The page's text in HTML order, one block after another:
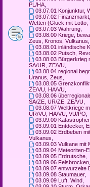
PL/HA
03.07.01 Konjunktur,
03.07.02
Wetten (Glück mit Lotto,
03.07.03 Währung,
03.08.00 Kriege,
Zeus, Kronos, Vulkanus
03.08.01 inländische
03.08.02 Putsch,
03.08.03 Bürgerkrieg
SA/UR, ZE/VU
03.08.04 regional
Uranus, Zeus
03.08.05
ZE/VU, HA/VU
03.08.06
SA/ZE, UR/ZE, ZE/VU
03.08.07 Weltkriege
UR/VU, HA/VU, VU/PO
03.09.00
03.09.01 Entdecker,
03.09.02 Erdbeben
Vulkanus
03.09.03 Vulkane mit
03.09.04 Meteoriten-
03.09.05 Erdrutsche,
03.09.06 Felsbrocken,
03.09.07 entwurzelte
03.09.08 Staumauer,
03.09.09 Luft, Wind,